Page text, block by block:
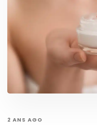
2 ANS AGO